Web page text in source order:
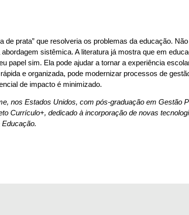
prata” que resolveria os problemas da educação.
sistêmica. A literatura já mostra que em
papel sim. Ela pode ajudar a tornar a experiência
e organizada, pode modernizar processos de
de impacto é minimizado.
nos Estados Unidos, com pós-graduação em Gestão
Currículo+, dedicado à incorporação de novas